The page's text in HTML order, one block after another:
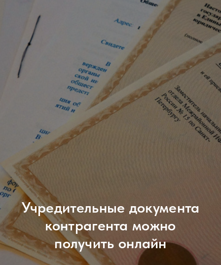
Учредительные документа
контрагента можно
получить онлайн